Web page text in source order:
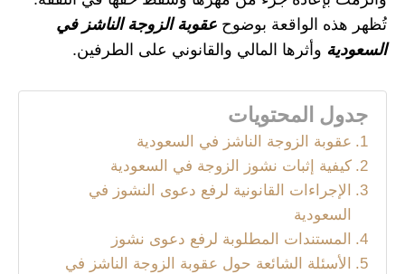
تُظهر هذه الواقعة بوضوح عقوبة الزوجة الناشز في
السعودية وأثرها المالي والقانوني على الطرفين.
جدول المحتويات
عقوبة الزوجة الناشز في السعودية
كيفية إثبات نشوز الزوجة في السعودية
الإجراءات القانونية لرفع دعوى النشوز في
السعودية
المستندات المطلوبة لرفع دعوى نشوز
الأسئلة الشائعة حول عقوبة الزوجة الناشز في